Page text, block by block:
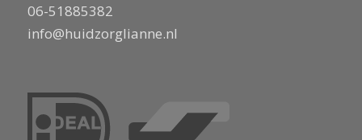
06-51885382
info@huidzorglianne.nl